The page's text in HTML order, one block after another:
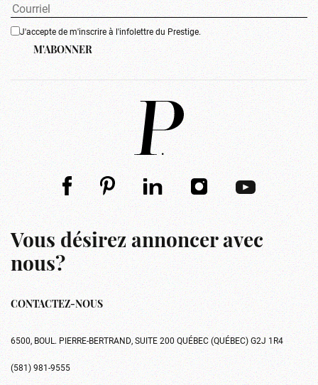
J'accepte de m'inscrire à l'infolettre du Prestige.
M'ABONNER
Vous désirez annoncer avec
nous?
CONTACTEZ-NOUS
6500, BOUL. PIERRE-BERTRAND, SUITE 200 QUÉBEC (QUÉBEC) G2J 1R4
(581) 981-9555